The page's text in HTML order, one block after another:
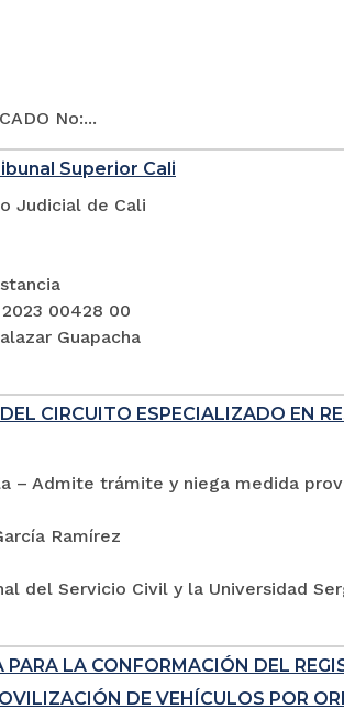
No:...
Superior Cali
Judicial de Cali
00428 00
Guapacha
CIRCUITO ESPECIALIZADO EN
– Admite trámite y niega medida
Ramírez
del Servicio Civil y la Universidad
LA CONFORMACIÓN DEL
DE VEHÍCULOS POR